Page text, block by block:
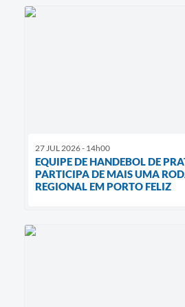
27 JUL 2026 - 14h00
EQUIPE DE HANDEBOL DE
PARTICIPA DE MAIS UMA
REGIONAL EM PORTO FELIZ